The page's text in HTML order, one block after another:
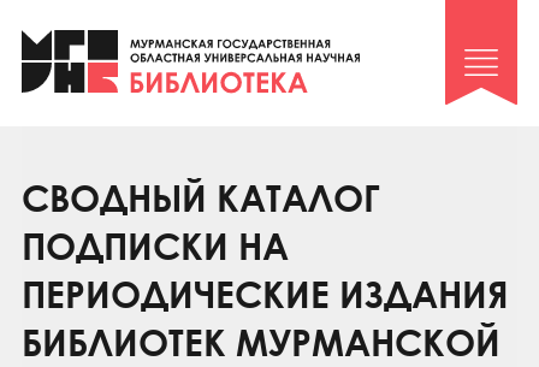
Клуб «Гиря и сельдерей»
Клуб «Семейный архив»
Коллегам
Контакты
СВОДНЫЙ КАТАЛОГ
ПОДПИСКИ НА
ПЕРИОДИЧЕСКИЕ ИЗДАНИЯ
БИБЛИОТЕК МУРМАНСКОЙ